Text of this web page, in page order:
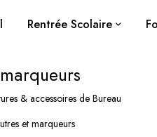
Rentrée Scolaire
& accessoires de Bureau
et marqueurs